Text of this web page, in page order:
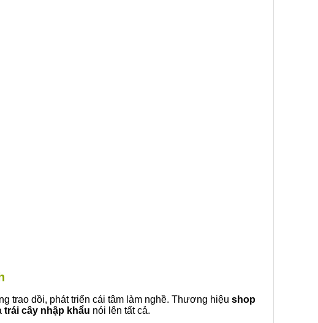
trao dồi, phát triển cái tâm làm nghề. Thương hiệu shop
trái cây nhập khẩu nói lên tất cả.